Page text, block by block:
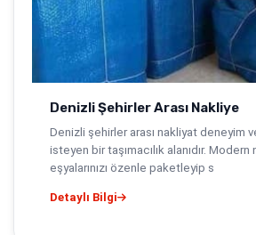
Denizli Şehirler Arası Nakliye
Denizli şehirler arası nakliyat deneyim
isteyen bir taşımacılık alanıdır.
eşyalarınızı özenle paketleyip s
Detaylı Bilgi